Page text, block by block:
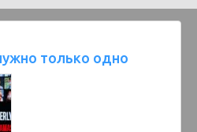
только одно